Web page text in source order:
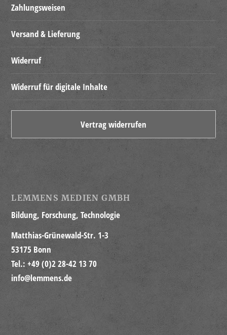
Zahlungsweisen
Versand & Lieferung
Widerruf
Widerruf für digitale Inhalte
Vertrag widerrufen
LEMMENS MEDIEN GMBH
Bildung, Forschung, Technologie
Matthias-Grünewald-Str. 1-3
53175 Bonn
Tel.: +49 (0)2 28-42 13 70
info@lemmens.de